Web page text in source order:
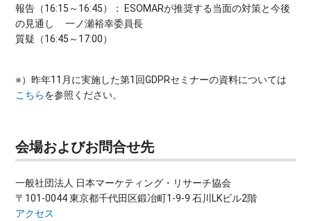
報告（16:15～16:45）： ESOMARが推奨する当面の対策と今後
の見通し
一ノ瀬裕幸委員長
質疑（16:45～17:00）
※）昨年11月に実施した第1回GDPRセミナーの資料については
こちらを参照ください。
会場およびお問合せ先
一般社団法人 日本マーケティング・リサーチ協会
〒101-0044 東京都千代田区鍛冶町1-9-9 石川LKビル2階
アクセス